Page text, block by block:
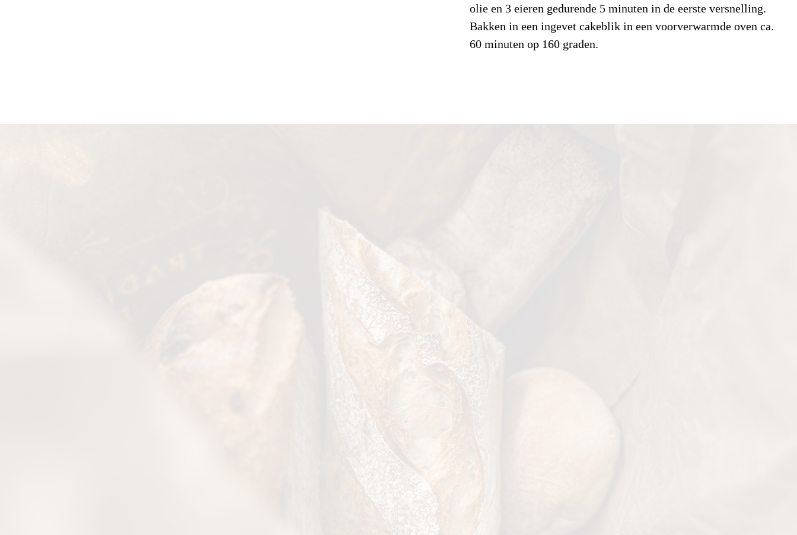
g/100gr
Waarvan verzadigde vetzuren
olie en 3 eieren gedurende 5 minuten in de eerste versnelling.
Bakken in een ingevet cakeblik in een voorverwarmde oven ca.
60 minuten op 160 graden.